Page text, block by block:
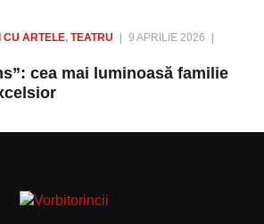
CU ARTELE, TEATRU
9 APRILIE 2026
cea mai luminoasă familie